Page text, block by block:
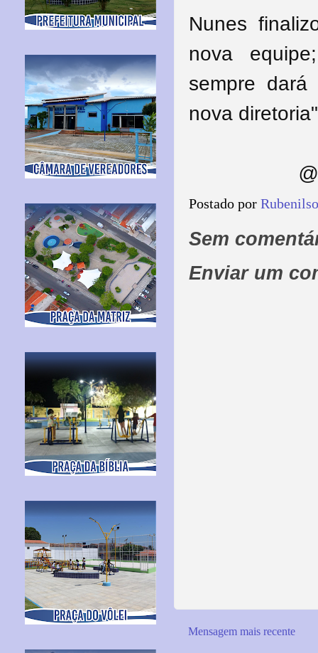
Nunes
nova
sempre
nova
Postado por
Sem
Enviar um
Mensagem mais recente